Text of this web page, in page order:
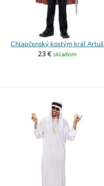
Chlapčenský kostým kráľ Artuš
23 €skladom